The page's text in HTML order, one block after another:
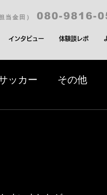
当金田） 080-9816-
インタビュー 体験談レポ
ッカー その他